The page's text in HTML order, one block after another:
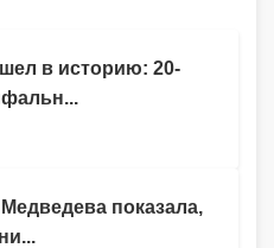
в историю: 20-
показала,